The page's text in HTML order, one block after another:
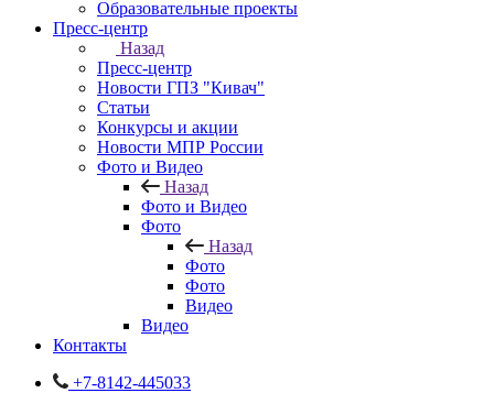
Образовательные проекты
Пресс-центр
Назад
Пресс-центр
Новости ГПЗ "Кивач"
Статьи
Конкурсы и акции
Новости МПР России
Фото и Видео
Назад
Фото и Видео
Фото
Назад
Фото
Фото
Видео
Видео
Контакты
+7-8142-445033